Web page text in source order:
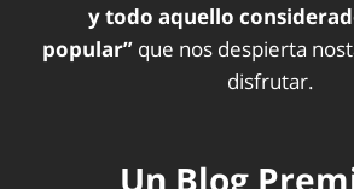
y todo aquello
popular” que nos despierta
disfrutar.
Un Blog